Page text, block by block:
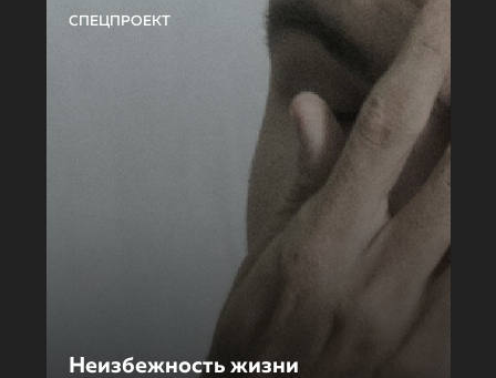
СПЕЦПРОЕКТ
Неизбежность жизни